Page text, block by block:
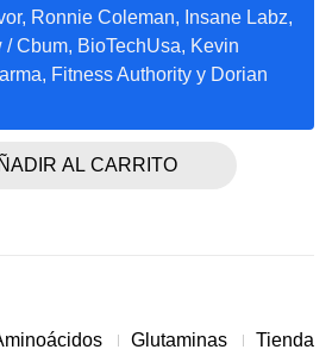
Ronnie Coleman, Insane Labz,
/ Cbum, BioTechUsa, Kevin
Fitness Authority y Dorian
AL CARRITO
Glutaminas
Tienda